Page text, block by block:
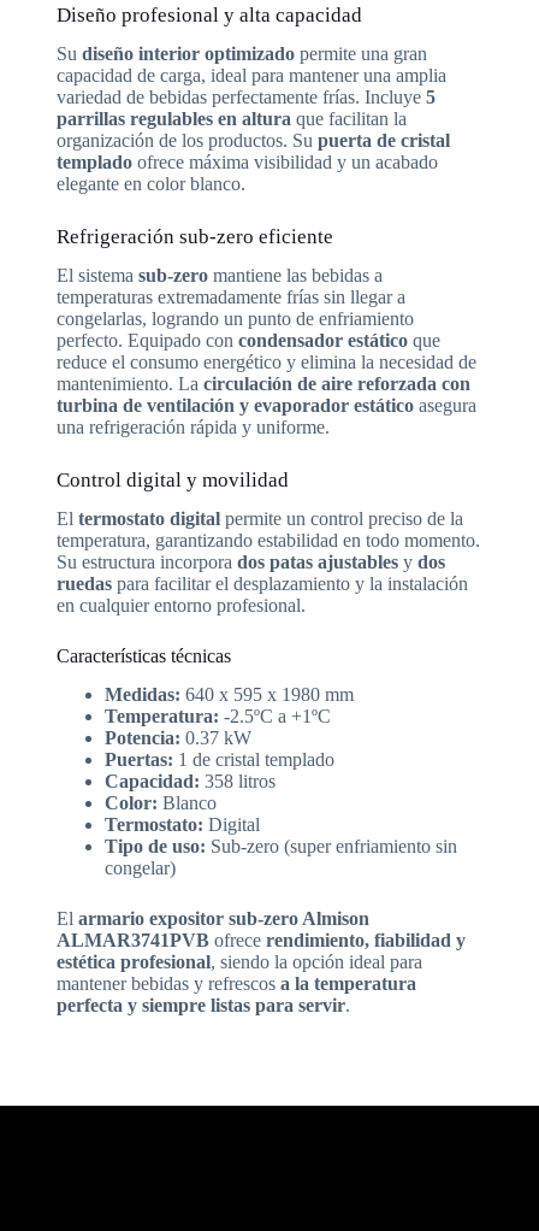
Diseño profesional y alta capacidad
Su diseño interior optimizadopermite una gran
capacidad de carga, ideal para mantener una amplia
variedad de bebidas perfectamente frías. Incluye 5
parrillas regulables en altura que facilitan la
organización de los productos. Su puerta de cristal
templadoofrece máxima visibilidad y un acabado
elegante en color blanco.
Refrigeración sub-zero eficiente
El sistema sub-zeromantiene las bebidas a
temperaturas extremadamente frías sin llegar a
congelarlas, logrando un punto de enfriamiento
perfecto. Equipado con condensador estáticoque
reduce el consumo energético y elimina la necesidad de
mantenimiento. La circulación de aire reforzada con
turbina de ventilación y evaporador estáticoasegura
una refrigeración rápida y uniforme.
Control digital y movilidad
El termostato digitalpermite un control preciso de la
temperatura, garantizando estabilidad en todo momento.
Su estructura incorpora dos patas ajustablesy dos
ruedaspara facilitar el desplazamiento y la instalación
en cualquier entorno profesional.
Características técnicas
Medidas: 640 x 595 x 1980 mm
Temperatura: -2.5ºC a +1ºC
Potencia: 0.37 kW
Puertas: 1 de cristal templado
Capacidad: 358 litros
Color: Blanco
Termostato: Digital
Tipo de uso: Sub-zero (super enfriamiento sin
congelar)
El armario expositor sub-zero Almison
ALMAR3741PVBofrece rendimiento, fiabilidad y
estética profesional, siendo la opción ideal para
mantener bebidas y refrescos a la temperatura
perfecta y siempre listas para servir.